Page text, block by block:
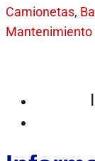
Camionetas,
Mantenimiento